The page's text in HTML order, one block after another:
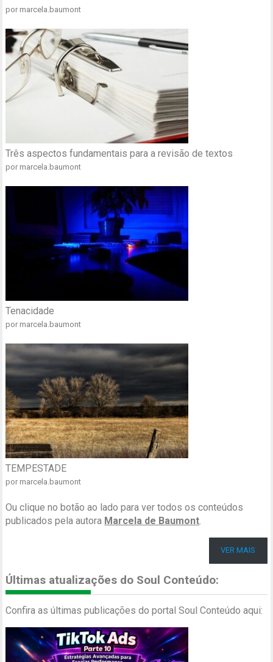
por marcela.baumont
Três aspectos fundamentais para a revisão de textos
por marcela.baumont
Tenacidade
por marcela.baumont
TEMPESTADE
por marcela.baumont
Ou clique no botão ao lado para ver todos os conteúdos
publicados pela autora Marcela de Baumont
VER MAIS
Últimas atualizações do Soul Conteúdo:
Confira as últimas publicações do portal Soul Conteúdo aqui: